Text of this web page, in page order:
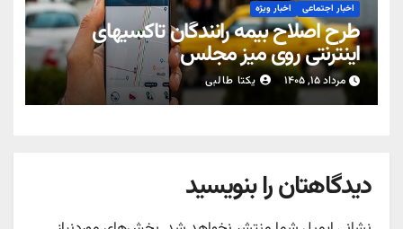
اخبار اجتماعی اخبار ویژه
طرح اصلاح بیمه رانندگان تاکسیهای
اینترنتی روی میز مجلس
مرداد ۱۵, ۱۴۰۵ یکتا طالبی
دیدگاهتان را بنویسید